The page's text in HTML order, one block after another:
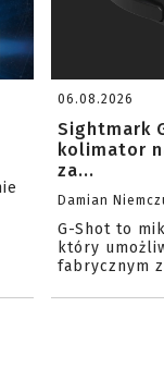
06.08.2026
Sightmark
kolimator
za...
Damian
G-Shot to
który
fabrycznym